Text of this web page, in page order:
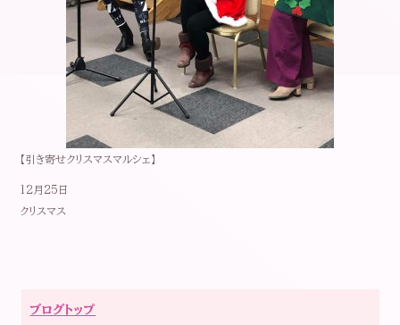
【引き寄せクリスマスマルシェ】
12月25日
クリスマス
ブログトップ